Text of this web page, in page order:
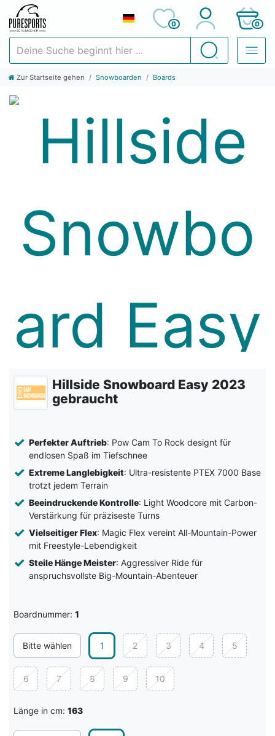
Suchen
0 0
Zur Startseite gehen Snowboarden Boards
Hillside Snowboard Easy 2023
gebraucht
Perfekter Auftrieb: Pow Cam To Rock designt für
endlosen Spaß im Tiefschnee
Extreme Langlebigkeit: Ultra-resistente PTEX 7000 Base
trotzt jedem Terrain
Beeindruckende Kontrolle: Light Woodcore mit Carbon-
Verstärkung für präziseste Turns
Vielseitiger Flex: Magic Flex vereint All-Mountain-Power
mit Freestyle-Lebendigkeit
Steile Hänge Meister: Aggressiver Ride für
anspruchsvollste Big-Mountain-Abenteuer
Boardnummer: 1
Bitte wählen 1 2 3 4 5
6 7 8 9 10
Länge in cm: 163